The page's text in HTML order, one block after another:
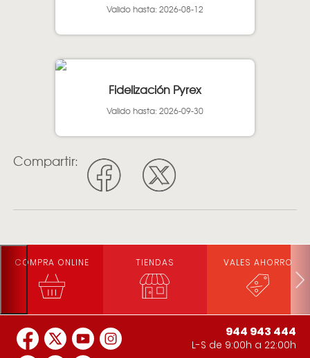
Valido hasta: 2026-08-12
Fidelización Pyrex
Valido hasta: 2026-09-30
Compartir:
COMPRA ONLINE TIENDAS VALES AHORRO
944 943 444
L-S de 9:00h a 22:00h